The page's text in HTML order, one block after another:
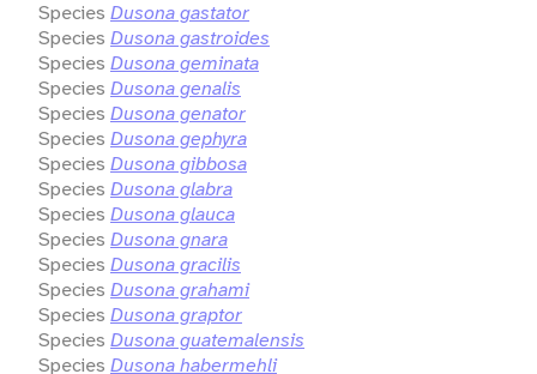
Species Dusona gastator
Species Dusona gastroides
Species Dusona geminata
Species Dusona genalis
Species Dusona genator
Species Dusona gephyra
Species Dusona gibbosa
Species Dusona glabra
Species Dusona glauca
Species Dusona gnara
Species Dusona gracilis
Species Dusona grahami
Species Dusona graptor
Species Dusona guatemalensis
Species Dusona habermehli